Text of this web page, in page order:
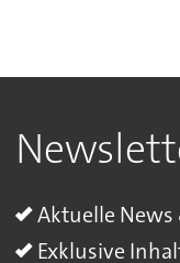
Aktuelle News
Exklusive